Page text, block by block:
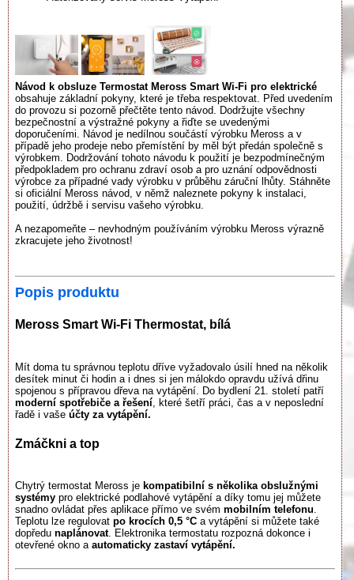
Návod k obsluze Termostat Meross Smart Wi-Fi pro elektrické
obsahuje základní pokyny, které je třeba respektovat. Před uvedením
do provozu si pozorně přečtěte tento návod. Dodržujte všechny
bezpečnostní a výstražné pokyny a řiďte se uvedenými
doporučeními. Návod je nedílnou součástí výrobku Meross a v
případě jeho prodeje nebo přemístění by měl být předán společně s
výrobkem. Dodržování tohoto návodu k použití je bezpodmínečným
předpokladem pro ochranu zdraví osob a pro uznání odpovědnosti
výrobce za případné vady výrobku v průběhu záruční lhůty. Stáhněte
si oficiální Meross návod, v němž naleznete pokyny k instalaci,
použití, údržbě i servisu vašeho výrobku.
A nezapomeňte – nevhodným používáním výrobku Meross výrazně
zkracujete jeho životnost!
Popis produktu
Meross Smart Wi-Fi Thermostat, bílá
Mít doma tu správnou teplotu dříve vyžadovalo úsilí hned na několik
desítek minut či hodin a i dnes si jen málokdo opravdu užívá dřinu
spojenou s přípravou dřeva na vytápění. Do bydlení 21. století patří
moderní spotřebiče a řešení , které šetří práci, čas a v neposlední
řadě i vaše účty za vytápění.
Zmáčkni a top
Chytrý termostat Meross je kompatibilní s několika obslužnými
systémy pro elektrické podlahové vytápění a díky tomu jej můžete
snadno ovládat přes aplikace přímo ve svém mobilním telefonu.
Teplotu lze regulovat po krocích 0,5 °C a vytápění si můžete také
dopředu naplánovat. Elektronika termostatu rozpozná dokonce i
otevřené okno a automaticky zastaví vytápění.